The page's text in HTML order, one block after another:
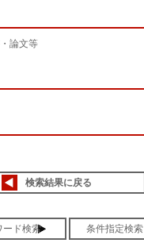
論文等
検索結果に戻る
ード検索 条件指定検索